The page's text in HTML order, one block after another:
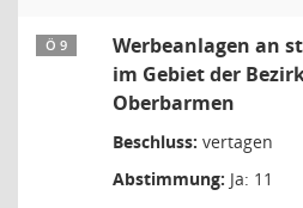
Ö 9
Werbeanlagen an
im Gebiet der
Oberbarmen
Beschluss: vertagen
Abstimmung: Ja: 11